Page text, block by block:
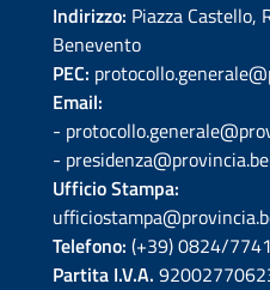
Indirizzo: Piazza Castello,
Benevento
PEC:
Email:
-
-
Ufficio Stampa:
Telefono: (+39) 0824/
Partita I.V.A.